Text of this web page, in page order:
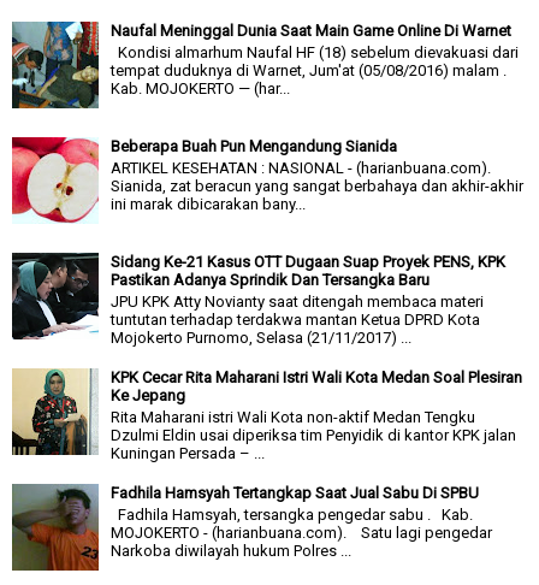
Naufal Meninggal Dunia Saat Main Game Online Di Warnet
Kondisi almarhum Naufal HF (18) sebelum dievakuasi dari
tempat duduknya di Warnet, Jum'at (05/08/2016) malam .
Kab. MOJOKERTO — (har...
Beberapa Buah Pun Mengandung Sianida
ARTIKEL KESEHATAN : NASIONAL - (harianbuana.com).
Sianida, zat beracun yang sangat berbahaya dan akhir-akhir
ini marak dibicarakan bany...
Sidang Ke-21 Kasus OTT Dugaan Suap Proyek PENS, KPK
Pastikan Adanya Sprindik Dan Tersangka Baru
JPU KPK Atty Novianty saat ditengah membaca materi
tuntutan terhadap terdakwa mantan Ketua DPRD Kota
Mojokerto Purnomo, Selasa (21/11/2017) ...
KPK Cecar Rita Maharani Istri Wali Kota Medan Soal Plesiran
Ke Jepang
Rita Maharani istri Wali Kota non-aktif Medan Tengku
Dzulmi Eldin usai diperiksa tim Penyidik di kantor KPK jalan
Kuningan Persada – ...
Fadhila Hamsyah Tertangkap Saat Jual Sabu Di SPBU
Fadhila Hamsyah, tersangka pengedar sabu . Kab.
MOJOKERTO - (harianbuana.com). Satu lagi pengedar
Narkoba diwilayah hukum Polres ...